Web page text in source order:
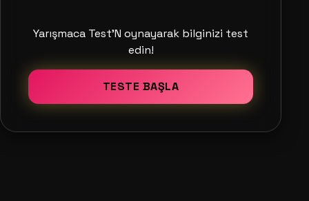
Yarışmaca Test'N oynayarak bilginizi test
edin!
TESTE BAŞLA